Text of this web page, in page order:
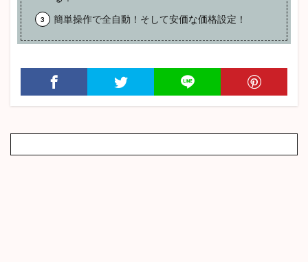
簡単操作で全自動！そして安価な価格設定！